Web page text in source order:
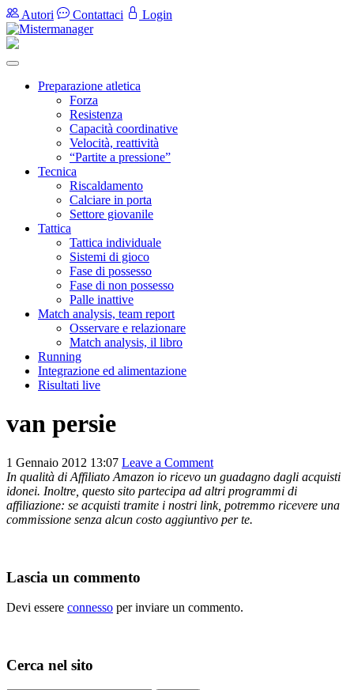
Autori Contattaci Login
Preparazione atletica
Forza
Resistenza
Capacità coordinative
Velocità, reattività
“Partite a pressione”
Tecnica
Riscaldamento
Calciare in porta
Settore giovanile
Tattica
Tattica individuale
Sistemi di gioco
Fase di possesso
Fase di non possesso
Palle inattive
Match analysis, team report
Osservare e relazionare
Match analysis, il libro
Running
Integrazione ed alimentazione
Risultati live
van persie
1 Gennaio 2012 13:07 Leave a Comment
In qualità di Affiliato Amazon io ricevo un guadagno dagli acquisti
idonei. Inoltre, questo sito partecipa ad altri programmi di
affiliazione: se acquisti tramite i nostri link, potremmo ricevere una
commissione senza alcun costo aggiuntivo per te.
Lascia un commento
Devi essere connesso per inviare un commento.
Cerca nel sito